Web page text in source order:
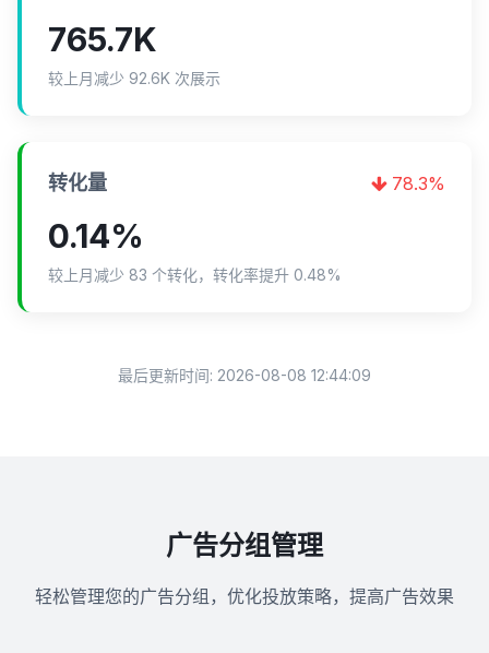
765.7K
较上月减少 92.6K 次展示
转化量 78.3%
0.14%
较上月减少 83 个转化，转化率提升 0.48%
最后更新时间: 2026-08-08 12:44:09
广告分组管理
轻松管理您的广告分组，优化投放策略，提高广告效果